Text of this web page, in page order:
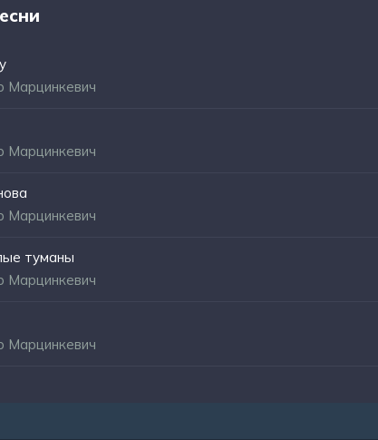
Марцинкевич
Марцинкевич
Марцинкевич
туманы
Марцинкевич
Марцинкевич